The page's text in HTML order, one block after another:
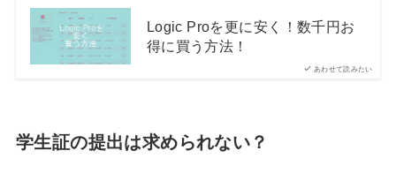
あわせて読みたい
Logic Proを更に安く！数千円お
得に買う方法！
学生証の提出は求められない？